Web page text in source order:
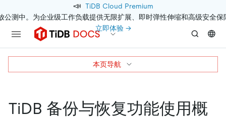
📣 TiDB Cloud Premium
公测中。为企业级工作负载提供无限扩展、即时弹性伸缩和高级安全保
立即体验 →
TiDB 备份与恢复功能使用概
本页导航